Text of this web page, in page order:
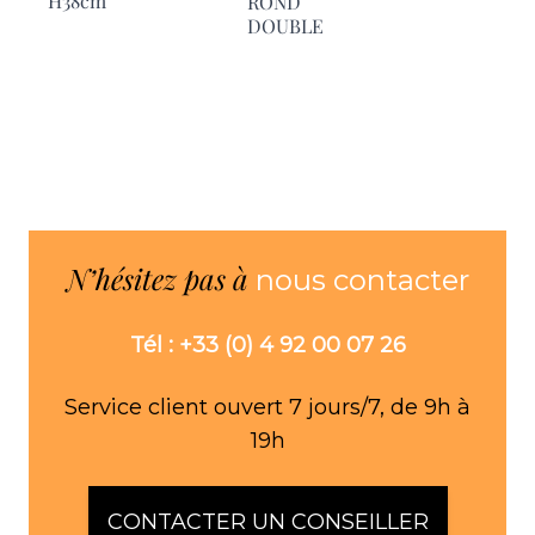
DOUBLE
N’hésitez pas à nous contacter
Tél : +33 (0) 4 92 00 07 26
Service client ouvert 7 jours/7, de 9h à
19h
CONTACTER UN CONSEILLER